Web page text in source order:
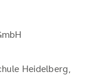
Heidelberg,